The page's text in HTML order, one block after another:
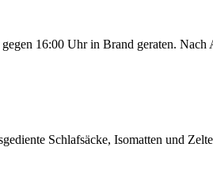
16:00 Uhr in Brand geraten.
Schlafsäcke, Isomatten und